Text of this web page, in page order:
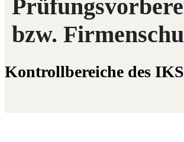
Kon­troll­be­rei­che des IKS